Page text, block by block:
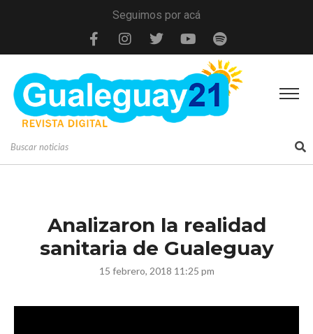
Seguimos por acá
Analizaron la realidad
sanitaria de Gualeguay
15 febrero, 2018 11:25 pm